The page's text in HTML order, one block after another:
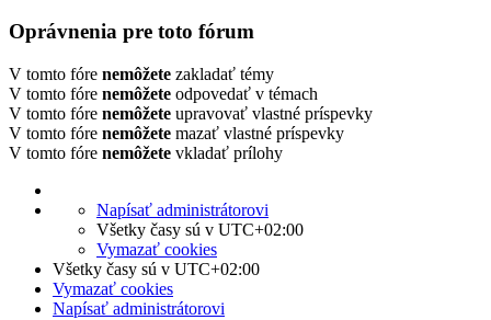
Oprávnenia pre toto fórum
V tomto fóre nemôžete zakladať témy
V tomto fóre nemôžete odpovedať v témach
V tomto fóre nemôžete upravovať vlastné príspevky
V tomto fóre nemôžete mazať vlastné príspevky
V tomto fóre nemôžete vkladať prílohy
Napísať administrátorovi
Všetky časy sú v UTC+02:00
Vymazať cookies
Všetky časy sú v UTC+02:00
Vymazať cookies
Napísať administrátorovi